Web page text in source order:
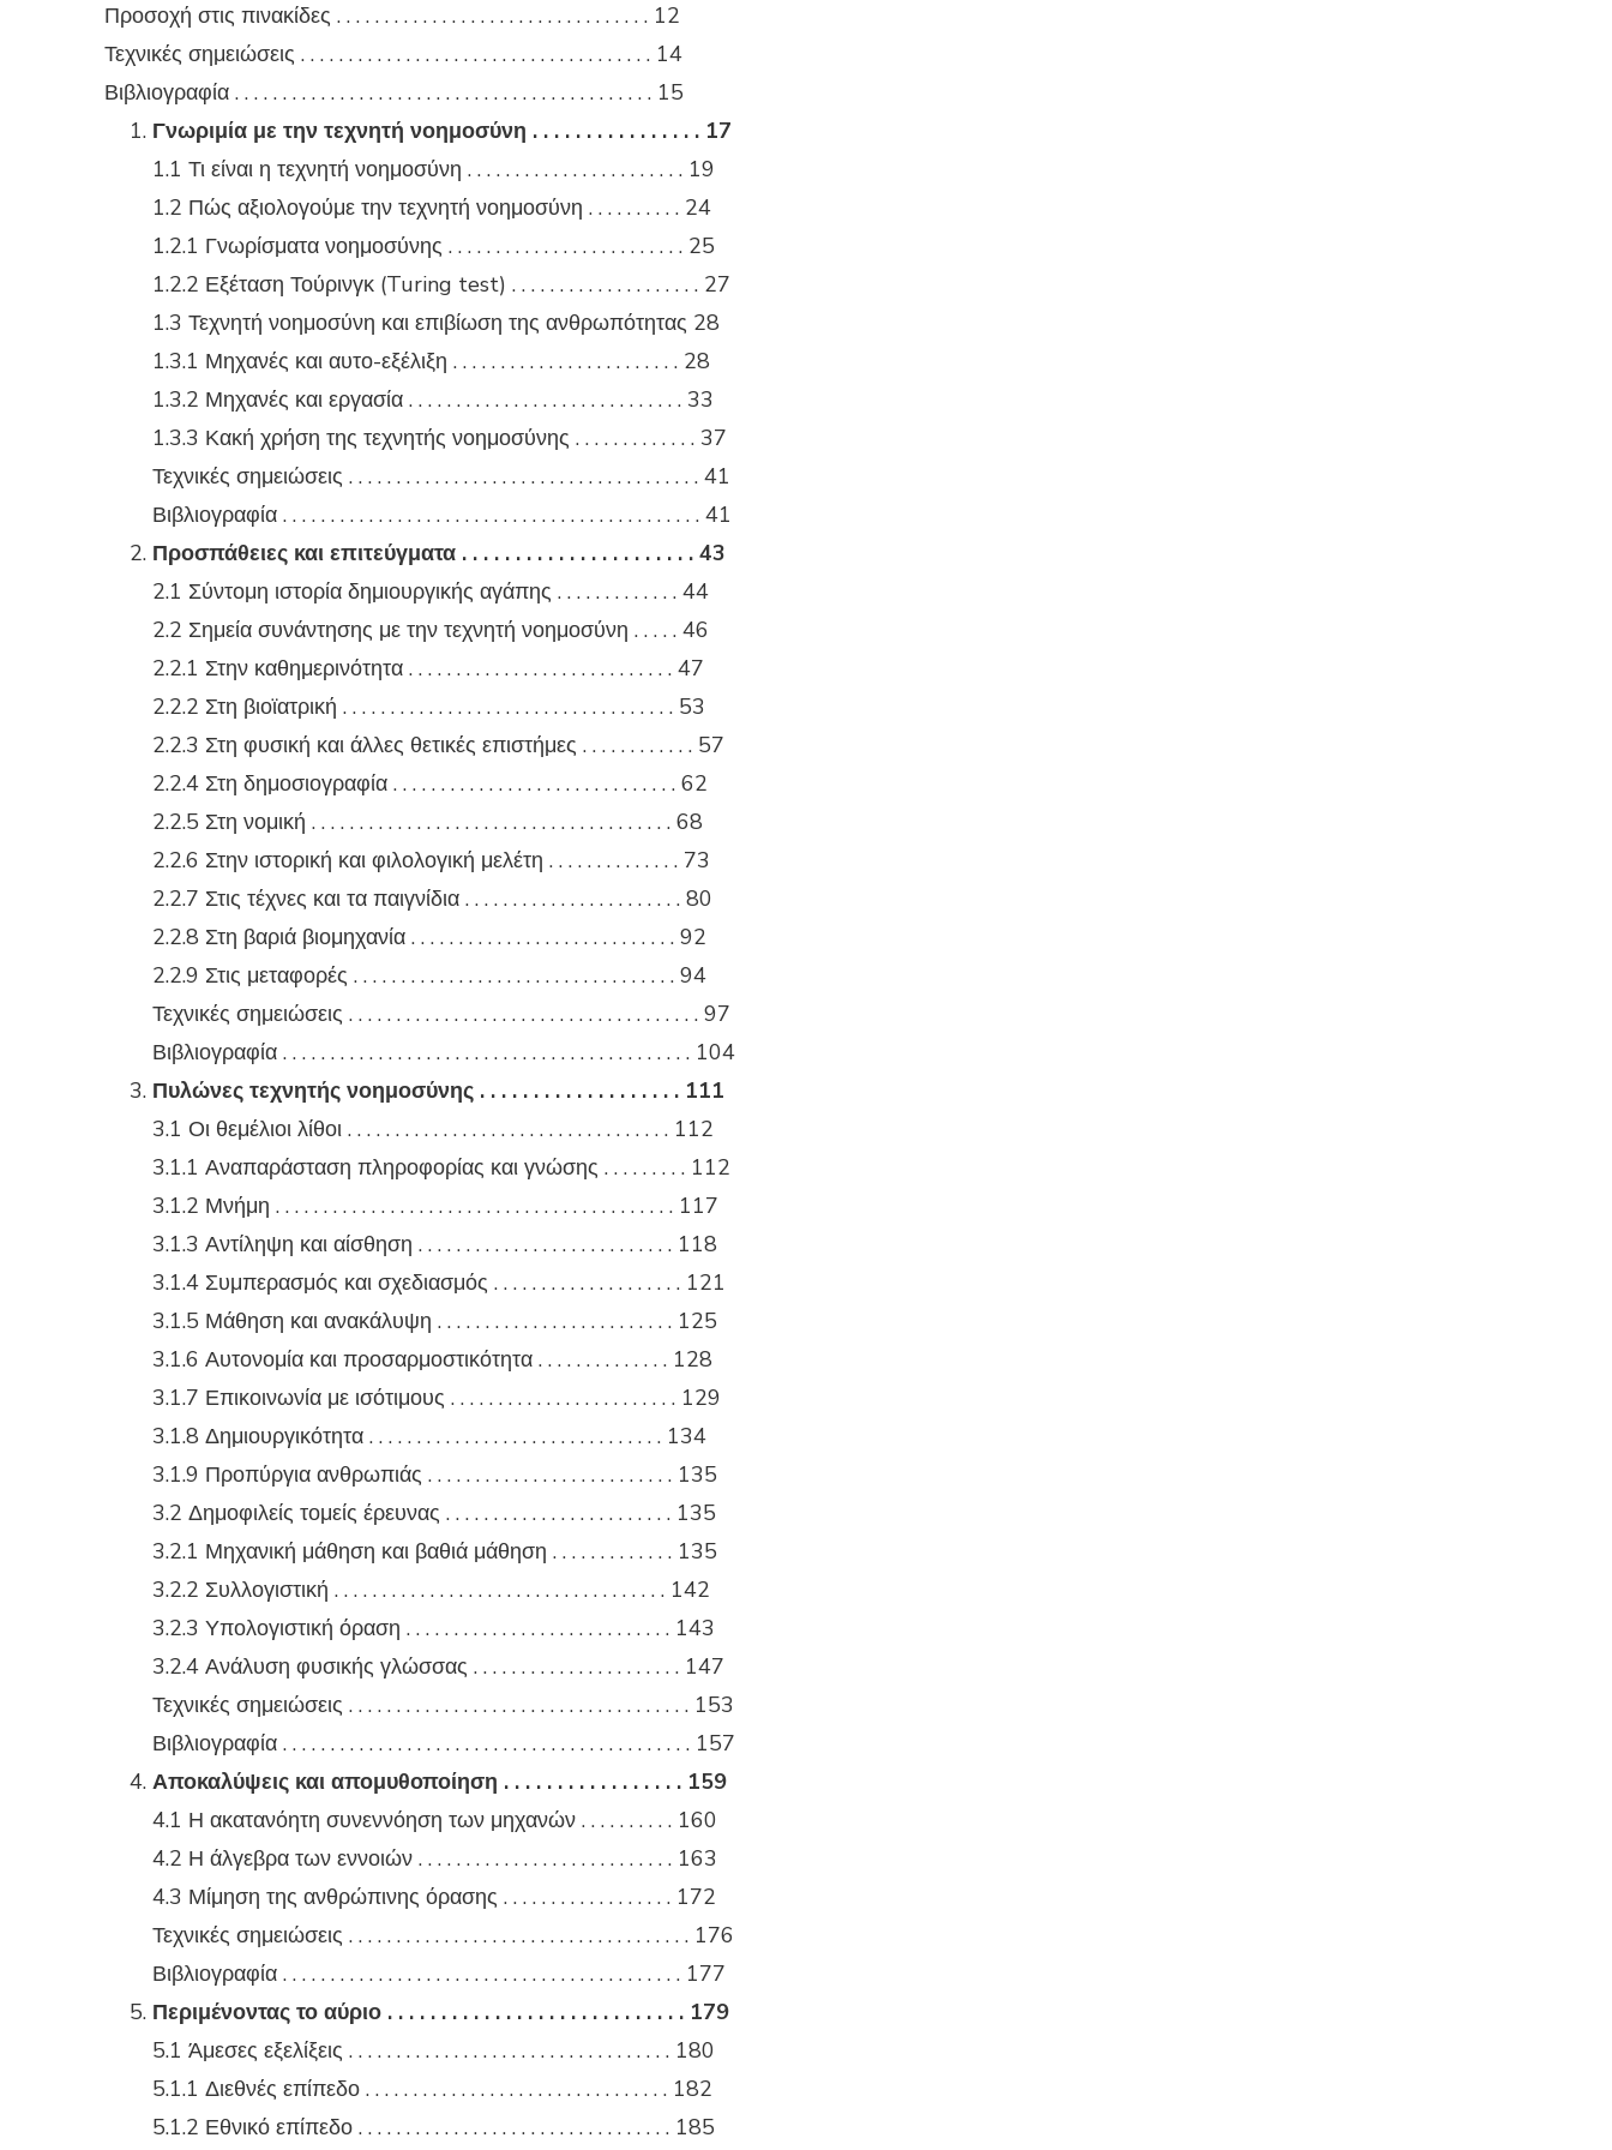
Προσοχή στις πινακίδες . . . . . . . . . . . . . . . . . . . . . . . . . . . . . . . . . 12
Τεχνικές σημειώσεις . . . . . . . . . . . . . . . . . . . . . . . . . . . . . . . . . . . . . 14
Βιβλιογραφία . . . . . . . . . . . . . . . . . . . . . . . . . . . . . . . . . . . . . . . . . . . . 15
Γνωριμία με την τεχνητή νοημοσύνη . . . . . . . . . . . . . . . . 17
1.1 Τι είναι η τεχνητή νοημοσύνη . . . . . . . . . . . . . . . . . . . . . . . 19
1.2 Πώς αξιολογούμε την τεχνητή νοημοσύνη . . . . . . . . . . 24
1.2.1 Γνωρίσματα νοημοσύνης . . . . . . . . . . . . . . . . . . . . . . . . . 25
1.2.2 Εξέταση Τούρινγκ (Turing test) . . . . . . . . . . . . . . . . . . . . 27
1.3 Τεχνητή νοημοσύνη και επιβίωση της ανθρωπότητας 28
1.3.1 Μηχανές και αυτο-εξέλιξη . . . . . . . . . . . . . . . . . . . . . . . . 28
1.3.2 Μηχανές και εργασία . . . . . . . . . . . . . . . . . . . . . . . . . . . . . 33
1.3.3 Κακή χρήση της τεχνητής νοημοσύνης . . . . . . . . . . . . . 37
Τεχνικές σημειώσεις . . . . . . . . . . . . . . . . . . . . . . . . . . . . . . . . . . . . . 41
Βιβλιογραφία . . . . . . . . . . . . . . . . . . . . . . . . . . . . . . . . . . . . . . . . . . . . 41
Προσπάθειες και επιτεύγματα . . . . . . . . . . . . . . . . . . . . . . 43
2.1 Σύντομη ιστορία δημιουργικής αγάπης . . . . . . . . . . . . . 44
2.2 Σημεία συνάντησης με την τεχνητή νοημοσύνη . . . . . 46
2.2.1 Στην καθημερινότητα . . . . . . . . . . . . . . . . . . . . . . . . . . . . 47
2.2.2 Στη βιοϊατρική . . . . . . . . . . . . . . . . . . . . . . . . . . . . . . . . . . . 53
2.2.3 Στη φυσική και άλλες θετικές επιστήμες . . . . . . . . . . . . 57
2.2.4 Στη δημοσιογραφία . . . . . . . . . . . . . . . . . . . . . . . . . . . . . . 62
2.2.5 Στη νομική . . . . . . . . . . . . . . . . . . . . . . . . . . . . . . . . . . . . . . 68
2.2.6 Στην ιστορική και φιλολογική μελέτη . . . . . . . . . . . . . . 73
2.2.7 Στις τέχνες και τα παιγνίδια . . . . . . . . . . . . . . . . . . . . . . . 80
2.2.8 Στη βαριά βιομηχανία . . . . . . . . . . . . . . . . . . . . . . . . . . . . 92
2.2.9 Στις μεταφορές . . . . . . . . . . . . . . . . . . . . . . . . . . . . . . . . . . 94
Τεχνικές σημειώσεις . . . . . . . . . . . . . . . . . . . . . . . . . . . . . . . . . . . . . 97
Βιβλιογραφία . . . . . . . . . . . . . . . . . . . . . . . . . . . . . . . . . . . . . . . . . . . 104
Πυλώνες τεχνητής νοημοσύνης . . . . . . . . . . . . . . . . . . . 111
3.1 Οι θεμέλιοι λίθοι . . . . . . . . . . . . . . . . . . . . . . . . . . . . . . . . . . 112
3.1.1 Αναπαράσταση πληροφορίας και γνώσης . . . . . . . . . 112
3.1.2 Μνήμη . . . . . . . . . . . . . . . . . . . . . . . . . . . . . . . . . . . . . . . . . . 117
3.1.3 Αντίληψη και αίσθηση . . . . . . . . . . . . . . . . . . . . . . . . . . . 118
3.1.4 Συμπερασμός και σχεδιασμός . . . . . . . . . . . . . . . . . . . . 121
3.1.5 Μάθηση και ανακάλυψη . . . . . . . . . . . . . . . . . . . . . . . . . 125
3.1.6 Αυτονομία και προσαρμοστικότητα . . . . . . . . . . . . . . 128
3.1.7 Επικοινωνία με ισότιμους . . . . . . . . . . . . . . . . . . . . . . . . 129
3.1.8 Δημιουργικότητα . . . . . . . . . . . . . . . . . . . . . . . . . . . . . . . 134
3.1.9 Προπύργια ανθρωπιάς . . . . . . . . . . . . . . . . . . . . . . . . . . 135
3.2 Δημοφιλείς τομείς έρευνας . . . . . . . . . . . . . . . . . . . . . . . . 135
3.2.1 Μηχανική μάθηση και βαθιά μάθηση . . . . . . . . . . . . . 135
3.2.2 Συλλογιστική . . . . . . . . . . . . . . . . . . . . . . . . . . . . . . . . . . . 142
3.2.3 Υπολογιστική όραση . . . . . . . . . . . . . . . . . . . . . . . . . . . . 143
3.2.4 Ανάλυση φυσικής γλώσσας . . . . . . . . . . . . . . . . . . . . . . 147
Τεχνικές σημειώσεις . . . . . . . . . . . . . . . . . . . . . . . . . . . . . . . . . . . . 153
Βιβλιογραφία . . . . . . . . . . . . . . . . . . . . . . . . . . . . . . . . . . . . . . . . . . . 157
Αποκαλύψεις και απομυθοποίηση . . . . . . . . . . . . . . . . . 159
4.1 Η ακατανόητη συνεννόηση των μηχανών . . . . . . . . . . 160
4.2 Η άλγεβρα των εννοιών . . . . . . . . . . . . . . . . . . . . . . . . . . . 163
4.3 Μίμηση της ανθρώπινης όρασης . . . . . . . . . . . . . . . . . . 172
Τεχνικές σημειώσεις . . . . . . . . . . . . . . . . . . . . . . . . . . . . . . . . . . . . 176
Βιβλιογραφία . . . . . . . . . . . . . . . . . . . . . . . . . . . . . . . . . . . . . . . . . . 177
Περιμένοντας το αύριο . . . . . . . . . . . . . . . . . . . . . . . . . . . . 179
5.1 Άμεσες εξελίξεις . . . . . . . . . . . . . . . . . . . . . . . . . . . . . . . . . . 180
5.1.1 Διεθνές επίπεδο . . . . . . . . . . . . . . . . . . . . . . . . . . . . . . . . 182
5.1.2 Εθνικό επίπεδο . . . . . . . . . . . . . . . . . . . . . . . . . . . . . . . . . 185